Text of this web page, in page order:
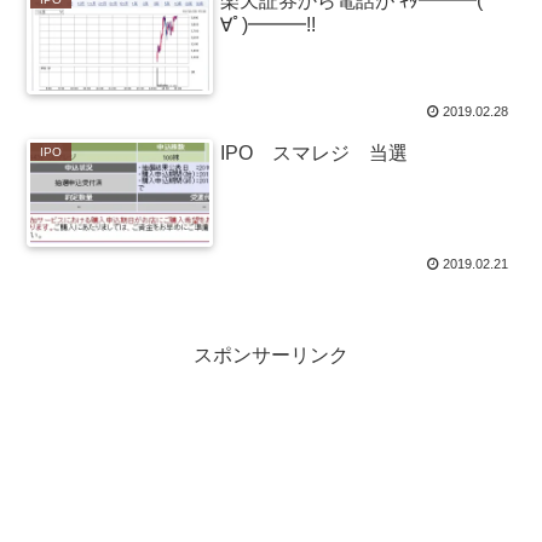
∀ﾟ)━━━!!
2019.02.28
IPO IPO スマレジ 当選
2019.02.21
スポンサーリンク